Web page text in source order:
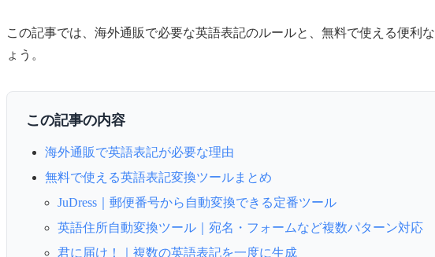
この記事では、海外通販で必要な英語表記のルールと、無料で使える便利
ょう。
この記事の内容
海外通販で英語表記が必要な理由
無料で使える英語表記変換ツールまとめ
JuDress｜郵便番号から自動変換できる定番ツール
英語住所自動変換ツール｜宛名・フォームなど複数パターン対応
君に届け！｜複数の英語表記を一度に生成